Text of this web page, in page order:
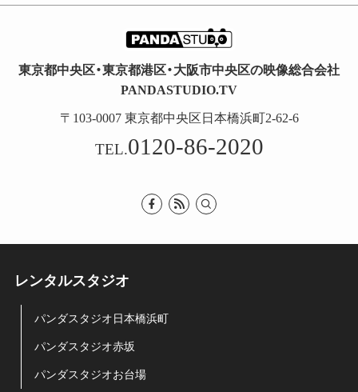
東京都中央区・東京都港区・大阪市中央区の映像総合会社
PANDASTUDIO.TV
〒103-0007 東京都中央区日本橋浜町2-62-6
TEL.0120-86-2020
レンタルスタジオ
パンダスタジオ日本橋浜町
パンダスタジオ赤坂
パンダスタジオお台場